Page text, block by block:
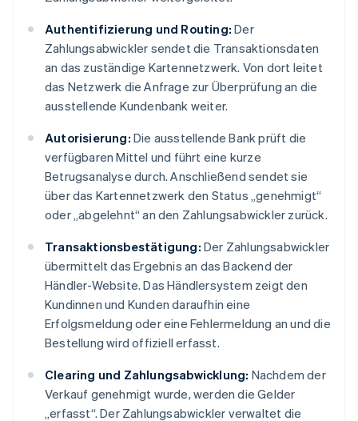
Authentifizierung und Routing: Der
Zahlungsabwickler sendet die Transaktionsdaten
an das zuständige Kartennetzwerk. Von dort leitet
das Netzwerk die Anfrage zur Überprüfung an die
ausstellende Kundenbank weiter.
Autorisierung: Die ausstellende Bank prüft die
verfügbaren Mittel und führt eine kurze
Betrugsanalyse durch. Anschließend sendet sie
über das Kartennetzwerk den Status „genehmigt“
oder „abgelehnt“ an den Zahlungsabwickler zurück.
Transaktionsbestätigung: Der Zahlungsabwickler
übermittelt das Ergebnis an das Backend der
Händler-Website. Das Händlersystem zeigt den
Kundinnen und Kunden daraufhin eine
Erfolgsmeldung oder eine Fehlermeldung an und die
Bestellung wird offiziell erfasst.
Clearing und Zahlungsabwicklung: Nachdem der
Verkauf genehmigt wurde, werden die Gelder
„erfasst“. Der Zahlungsabwickler verwaltet die